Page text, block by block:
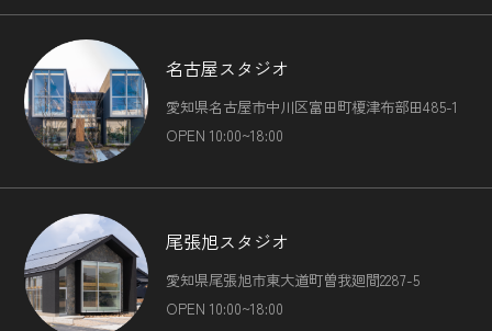
名古屋スタジオ
愛知県名古屋市中川区富田町榎津布部田485-1
OPEN 10:00~18:00
尾張旭スタジオ
愛知県尾張旭市東大道町曽我廻間2287-5
OPEN 10:00~18:00